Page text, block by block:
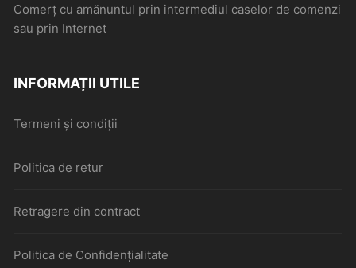
Comerţ cu amănuntul prin intermediul caselor de comenzi
sau prin Internet
INFORMAȚII UTILE
Termeni și condiții
Politica de retur
Retragere din contract
Politica de Confidențialitate